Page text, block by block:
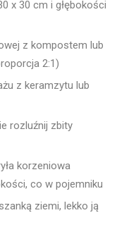
x 30 cm i głębokości
z kompostem lub
2:1)
z keramzytu lub
rozluźnij zbity
korzeniowa
co w pojemniku
ziemi, lekko ją